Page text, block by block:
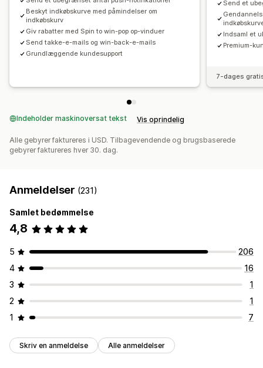
Beskyt indkøbskurve med påmindelser om
indkøbskurv
Giv rabatter med Spin to win-pop op-vinduer
Send takke-e-mails og win-back-e-mails
Grundlæggende kundesupport
Send et
Indsaml et
Premium-
7-dages
Indeholder maskinoversat tekst Vis oprindelig
Alle gebyrer faktureres i USD. Tilbagevendende og brugsbaserede
gebyrer faktureres hver 30. dag.
Anmeldelser (231)
Samlet bedømmelse
4,8
5
206
4
16
3
1
2
1
1
7
Skriv en anmeldelse Alle anmeldelser